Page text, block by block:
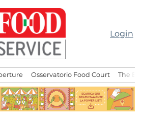
Login
Osservatorio Food Court The